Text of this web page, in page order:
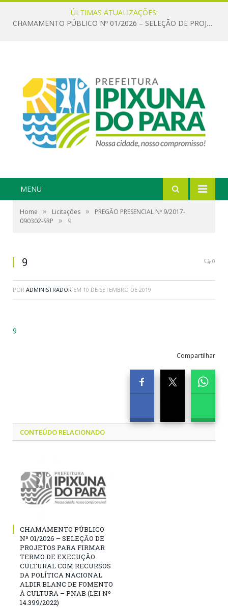
ÚLTIMAS ATUALIZAÇÕES:
CHAMAMENTO PÚBLICO Nº 01/2026 – SELEÇÃO DE PROJETOS PARA FIRMAR TERMO DE EXECUÇÃO CULTURAL COM RECURSOS DA POLÍTICA NACIONAL ALDIR BLANC DE FOMENTO À CULTURA – PNAB (LEI Nº 14.399/2022)
MENU
Home » Licitações »
PREGÃO PRESENCIAL Nº 9/2017-
090302-SRP
» 9
9 0
POR ADMINISTRADOR EM 10 DE SETEMBRO DE 2019
9
Compartilhar
CONTEÚDO RELACIONADO
CHAMAMENTO PÚBLICO
Nº 01/2026 – SELEÇÃO DE
PROJETOS PARA FIRMAR
TERMO DE EXECUÇÃO
CULTURAL COM RECURSOS
DA POLÍTICA NACIONAL
ALDIR BLANC DE FOMENTO
À CULTURA – PNAB (LEI Nº
14.399/2022)